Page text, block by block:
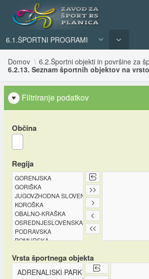
6.1.ŠPORTNI PROGRAMI
Domov
6.2.Športni objekti in površine za
6.2.13. Seznam športnih objektov na
Filtriranje podatkov
Občina
Regija
Vrsta športnega objekta